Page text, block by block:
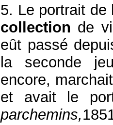
5. Le portrait de
collection de
eût passé
la seconde
encore,
et avait le
parchemins,